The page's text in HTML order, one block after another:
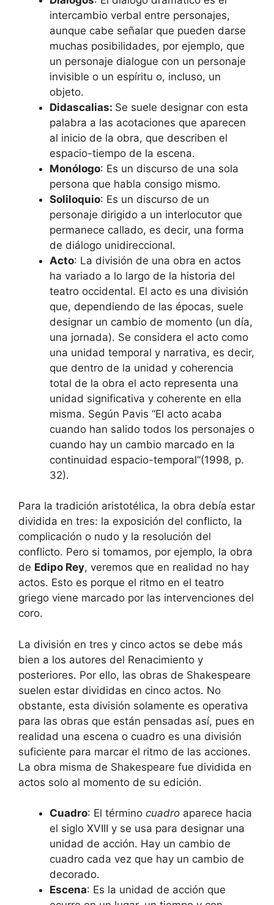
intercambio verbal entre personajes,
aunque cabe señalar que pueden darse
muchas posibilidades, por ejemplo, que
un personaje dialogue con un personaje
invisible o un espíritu o, incluso, un
objeto.
Didascalias: Se suele designar con esta
palabra a las acotaciones que aparecen
al inicio de la obra, que describen el
espacio-tiempo de la escena.
Monólogo: Es un discurso de una sola
persona que habla consigo mismo.
Soliloquio: Es un discurso de un
personaje dirigido a un interlocutor que
permanece callado, es decir, una forma
de diálogo unidireccional.
Acto: La división de una obra en actos
ha variado a lo largo de la historia del
teatro occidental. El acto es una división
que, dependiendo de las épocas, suele
designar un cambio de momento (un día,
una jornada). Se considera el acto como
una unidad temporal y narrativa, es decir,
que dentro de la unidad y coherencia
total de la obra el acto representa una
unidad significativa y coherente en ella
misma. Según Pavis “El acto acaba
cuando han salido todos los personajes o
cuando hay un cambio marcado en la
continuidad espacio-temporal”(1998, p.
32).
Para la tradición aristotélica, la obra debía estar
dividida en tres: la exposición del conflicto, la
complicación o nudo y la resolución del
conflicto. Pero si tomamos, por ejemplo, la obra
de Edipo Rey, veremos que en realidad no hay
actos. Esto es porque el ritmo en el teatro
griego viene marcado por las intervenciones del
coro.
La división en tres y cinco actos se debe más
bien a los autores del Renacimiento y
posteriores. Por ello, las obras de Shakespeare
suelen estar divididas en cinco actos. No
obstante, esta división solamente es operativa
para las obras que están pensadas así, pues en
realidad una escena o cuadro es una división
suficiente para marcar el ritmo de las acciones.
La obra misma de Shakespeare fue dividida en
actos solo al momento de su edición.
Cuadro: El término cuadro aparece hacia
el siglo XVIII y se usa para designar una
unidad de acción. Hay un cambio de
cuadro cada vez que hay un cambio de
decorado.
Escena: Es la unidad de acción que